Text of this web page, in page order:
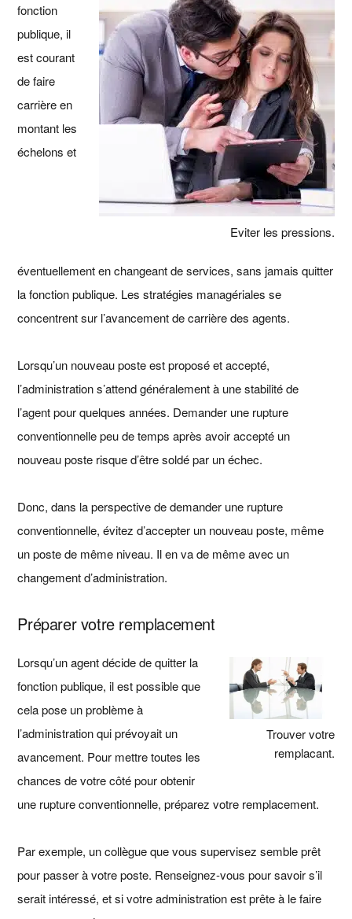
Eviter les pressions.
fonction
publique, il
est courant
de faire
carrière en
montant les
échelons et
éventuellement en changeant de services, sans jamais quitter
la fonction publique. Les stratégies managériales se
concentrent sur l’avancement de carrière des agents.
Lorsqu’un nouveau poste est proposé et accepté,
l’administration s’attend généralement à une stabilité de
l’agent pour quelques années. Demander une rupture
conventionnelle peu de temps après avoir accepté un
nouveau poste risque d’être soldé par un échec.
Donc, dans la perspective de demander une rupture
conventionnelle, évitez d’accepter un nouveau poste, même
un poste de même niveau. Il en va de même avec un
changement d’administration.
Préparer votre remplacement
Trouver votre
remplacant.
Lorsqu’un agent décide de quitter la
fonction publique, il est possible que
cela pose un problème à
l’administration qui prévoyait un
avancement. Pour mettre toutes les
chances de votre côté pour obtenir
une rupture conventionnelle, préparez votre remplacement.
Par exemple, un collègue que vous supervisez semble prêt
pour passer à votre poste. Renseignez-vous pour savoir s’il
serait intéressé, et si votre administration est prête à le faire